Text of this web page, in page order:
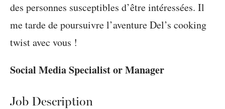
des personnes susceptibles d’être intéressées. Il
me tarde de poursuivre l’aventure Del’s cooking
twist avec vous !
Social Media Specialist or Manager
Job Description